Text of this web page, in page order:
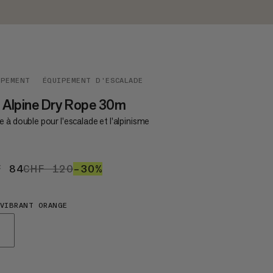
ÉQUIPEMENT D'ESCALADE
Dry Rope 30m
à double pour l’escalade et l’alpinisme
84CHF 84
CHF 120CHF 120
–30%
ORANGE